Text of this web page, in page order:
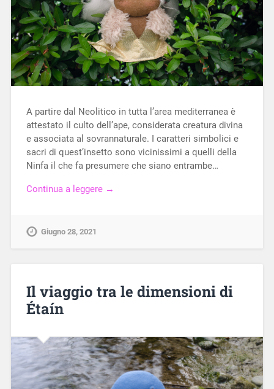
A partire dal Neolitico in tutta l’area mediterranea è
attestato il culto dell’ape, considerata creatura divina
e associata al sovrannaturale. I caratteri simbolici e
sacri di quest’insetto sono vicinissimi a quelli della
Ninfa il che fa presumere che siano entrambe…
Continua a leggere →
Giugno 28, 2021
Il viaggio tra le dimensioni di
Étaín